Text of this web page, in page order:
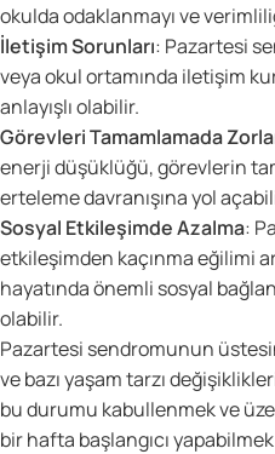
okulda odaklanmayı ve
İletişim Sorunları: Pazartesi
veya okul ortamında iletişim
anlayışlı olabilir.
Görevleri Tamamlamada
enerji düşüklüğü, görevlerin
erteleme davranışına yol
Sosyal Etkileşimde Azalma:
etkileşimden kaçınma eğilimi
hayatında önemli sosyal
olabilir.
Pazartesi sendromunun
ve bazı yaşam tarzı
bu durumu kabullenmek ve
bir hafta başlangıcı